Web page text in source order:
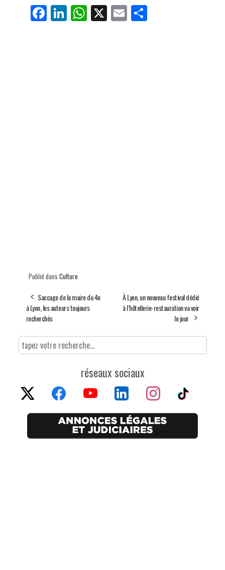
Fa
ce
Li
nk
W
ha
X E
m
Pa
rt
Publié dans Culture
Saccage de la maire du 4e
à Lyon, les auteurs toujours
recherchés
À Lyon, un nouveau festival dédié
à l’hôtellerie-restauration va voir
le jour
réseaux sociaux